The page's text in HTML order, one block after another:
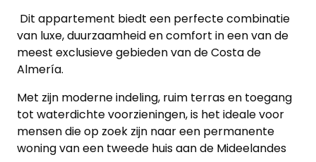
Dit appartement biedt een perfecte combinatie
van luxe, duurzaamheid en comfort in een van de
meest exclusieve gebieden van de Costa de
Almería.
Met zijn moderne indeling, ruim terras en toegang
tot waterdichte voorzieningen, is het ideale voor
mensen die op zoek zijn naar een permanente
woning van een tweede huis aan de Mideelandes